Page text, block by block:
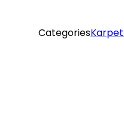
Categories